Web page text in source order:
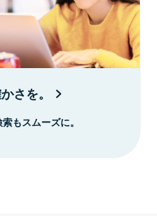
さを。
もスムーズに。